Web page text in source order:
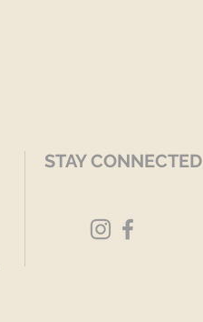
STAY CONNECTED